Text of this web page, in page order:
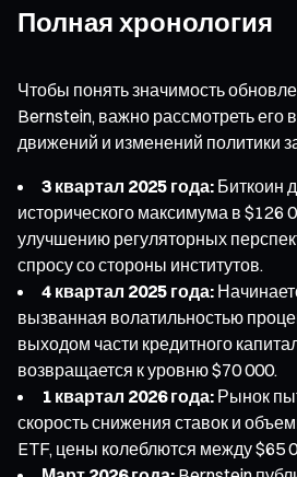
Полная хронология
Чтобы понять значимость
Bernstein, важно рассмотреть его
движений и изменений политики
3 квартал 2025 года: Биткоин
исторического максимума в $126
улучшению регуляторных
спросу со стороны институтов.
4 квартал 2025 года:
вызванная волатильностью
выходом части кредитного
возвращается к уровню $70 000.
1 квартал 2026 года: Рынок
скорость снижения ставок и
ETF, цены колеблются между $65